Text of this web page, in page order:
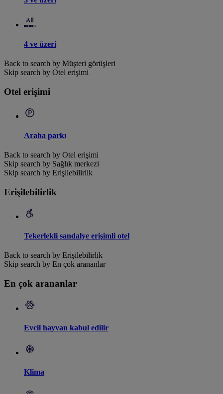
4 ve üzeri
Back to search by Müşteri görüşleri
Skip search by Otel erişimi
Otel erişimi
Araba parkı
Back to search by Otel erişimi
Skip search by Sağlık merkezi
Skip search by Erişilebilirlik
Erişilebilirlik
Tekerlekli sandalye erişimli otel
Back to search by Erişilebilirlik
Skip search by En çok arananlar
En çok arananlar
Evcil hayvan kabul edilir
Klima